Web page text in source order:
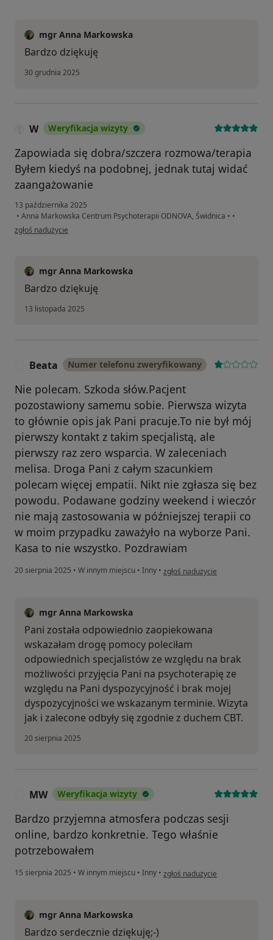
mgr Anna Markowska
Bardzo dziękuję
30 grudnia 2025
W Weryfikacja wizyty
Zapowiada się dobra/szczera rozmowa/terapia
Byłem kiedyś na podobnej, jednak tutaj widać
zaangażowanie
13 października 2025
• Anna Markowska Centrum Psychoterapii ODNOVA, Świdnica • •
w opinii użytkownika W
zgłoś nadużycie
mgr Anna Markowska
Bardzo dziękuję
13 listopada 2025
Beata Numer telefonu zweryfikowany
Nie polecam. Szkoda słów.Pacjent
pozostawiony samemu sobie. Pierwsza wizyta
to głównie opis jak Pani pracuje.To nie był mój
pierwszy kontakt z takim specjalistą, ale
pierwszy raz zero wsparcia. W zaleceniach
melisa. Droga Pani z całym szacunkiem
polecam więcej empatii. Nikt nie zgłasza się bez
powodu. Podawane godziny weekend i wieczór
nie mają zastosowania w późniejszej terapii co
w moim przypadku zaważyło na wyborze Pani.
Kasa to nie wszystko. Pozdrawiam
20 sierpnia 2025 • W innym miejscu • Inny • w opinii użytkownika Beata
zgłoś nadużycie
mgr Anna Markowska
Pani została odpowiednio zaopiekowana
wskazałam drogę pomocy poleciłam
odpowiednich specjalistów ze względu na brak
możliwości przyjęcia Pani na psychoterapię ze
względu na Pani dyspozycyjność i brak mojej
dyspozycyjności we wskazanym terminie. Wizyta
jak i zalecone odbyły się zgodnie z duchem CBT.
20 sierpnia 2025
MW Weryfikacja wizyty
Bardzo przyjemna atmosfera podczas sesji
online, bardzo konkretnie. Tego właśnie
potrzebowałem
15 sierpnia 2025 • W innym miejscu • Inny • w opinii użytkownika MW
zgłoś nadużycie
mgr Anna Markowska
Bardzo serdecznie dziękuję;-)